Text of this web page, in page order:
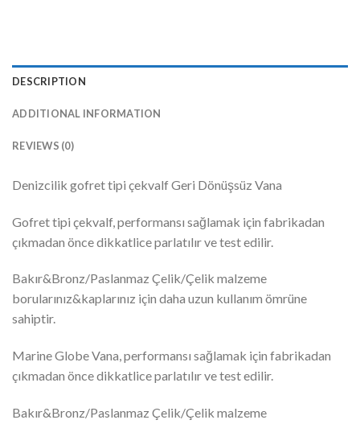
DESCRIPTION
ADDITIONAL INFORMATION
REVIEWS (0)
Denizcilik gofret tipi çekvalf Geri Dönüşsüz Vana
Gofret tipi çekvalf, performansı sağlamak için fabrikadan
çıkmadan önce dikkatlice parlatılır ve test edilir.
Bakır&Bronz/Paslanmaz Çelik/Çelik malzeme
borularınız&kaplarınız için daha uzun kullanım ömrüne
sahiptir.
Marine Globe Vana, performansı sağlamak için fabrikadan
çıkmadan önce dikkatlice parlatılır ve test edilir.
Bakır&Bronz/Paslanmaz Çelik/Çelik malzeme